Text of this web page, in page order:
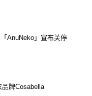
AnuNeko」宣布关停
品牌Cosabella